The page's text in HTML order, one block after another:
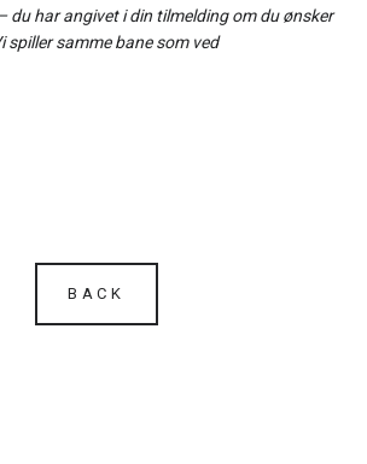
du har angivet i din tilmelding om du ønsker
spiller samme bane som ved
BACK